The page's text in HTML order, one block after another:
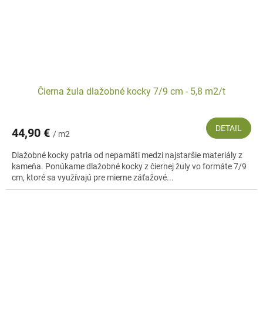
Čierna žula dlažobné kocky 7/9 cm - 5,8 m2/t
44,90 € / m2
DETAIL
Dlažobné kocky patria od nepamäti medzi najstaršie materiály z
kameňa. Ponúkame dlažobné kocky z čiernej žuly vo formáte 7/9
cm, ktoré sa využívajú pre mierne záťažové...